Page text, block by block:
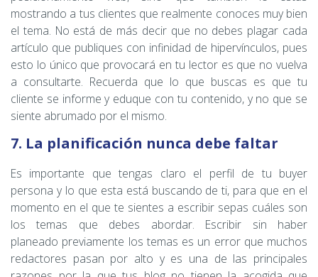
mostrando a tus clientes que realmente conoces muy bien
el tema. No está de más decir que no debes plagar cada
artículo que publiques con infinidad de hipervínculos, pues
esto lo único que provocará en tu lector es que no vuelva
a consultarte. Recuerda que lo que buscas es que tu
cliente se informe y eduque con tu contenido, y no que se
siente abrumado por el mismo.
7. La planificación nunca debe faltar
Es importante que tengas claro el perfil de tu buyer
persona y lo que esta está buscando de ti, para que en el
momento en el que te sientes a escribir sepas cuáles son
los temas que debes abordar. Escribir sin haber
planeado previamente los temas es un error que muchos
redactores pasan por alto y es una de las principales